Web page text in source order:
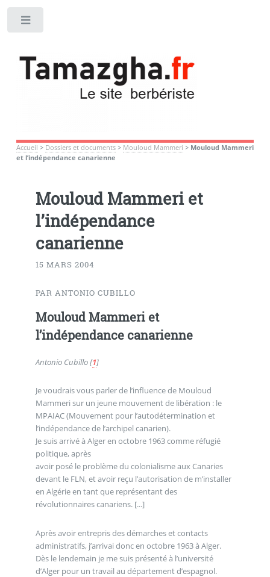
Accueil > Dossiers et documents> Mouloud Mammeri > Mouloud Mammeri
et l’indépendance canarienne
Mouloud Mammeri et
l’indépendance
canarienne
15 MARS 2004
PAR ANTONIO CUBILLO
Mouloud Mammeri et
l’indépendance canarienne
Antonio Cubillo[1]
Je voudrais vous parler de l’influence de Mouloud
Mammeri sur un jeune mouvement de libération : le
MPAIAC (Mouvement pour l’autodétermination et
l’indépendance de l’archipel canarien).
Je suis arrivé à Alger en octobre 1963 comme réfugié
politique, après
avoir posé le problème du colonialisme aux Canaries
devant le FLN, et avoir reçu l’autorisation de m’installer
en Algérie en tant que représentant des
révolutionnaires canariens. [...]
Après avoir entrepris des démarches et contacts
administratifs, j’arrivai donc en octobre 1963 à Alger.
Dès le lendemain je me suis présenté à l’université
d’Alger pour un travail au département d’espagnol.